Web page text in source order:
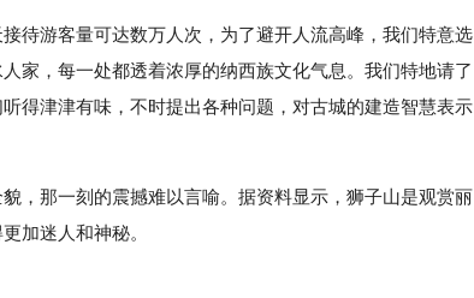
待游客量可达数万人次，为了避开人流高峰，我们特意选
家，每一处都透着浓厚的纳西族文化气息。我们特地请了
得津津有味，不时提出各种问题，对古城的建造智慧表示
，那一刻的震撼难以言喻。据资料显示，狮子山是观赏丽
加迷人和神秘。